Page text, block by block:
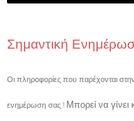
Σημαντική
Οι πληροφορίες που παρέχονται
ενημέρωση σας ! Μπορεί να